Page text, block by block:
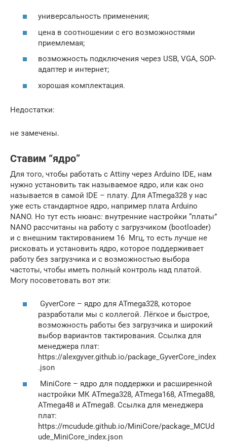
универсальность применения;
цена в соотношении с его возможностями
приемлемая;
возможность подключения через USB, VGA, SOP-
адаптер и интернет;
хорошая комплектация.
Недостатки:
не замечены.
Ставим “ядро”
Для того, чтобы работать с Attiny через Arduino IDE, нам
нужно установить так называемое ядро, или как оно
называется в самой IDE – плату. Для ATmega328 у нас
уже есть стандартное ядро, например плата Arduino
NANO. Но тут есть нюанс: внутренние настройки “платы”
NANO рассчитаны на работу с загрузчиком (bootloader)
и с внешним тактированием 16 Мгц, то есть лучше не
рисковать и установить ядро, которое поддерживает
работу без загрузчика и с возможностью выбора
частоты, чтобы иметь полный контроль над платой.
Могу посоветовать вот эти:
GyverCore – ядро для ATmega328, которое
разработали мы с коллегой. Лёгкое и быстрое,
возможность работы без загрузчика и широкий
выбор вариантов тактирования. Ссылка для
менеджера плат:
https://alexgyver.github.io/package_GyverCore_index
.json
MiniCore – ядро для поддержки и расширенной
настройки МК ATmega328, ATmega168, ATmega88,
ATmega48 и ATmega8. Ссылка для менеджера
плат:
https://mcudude.github.io/MiniCore/package_MCUd
ude_MiniCore_index.json